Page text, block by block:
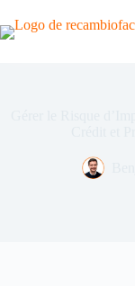
to
content